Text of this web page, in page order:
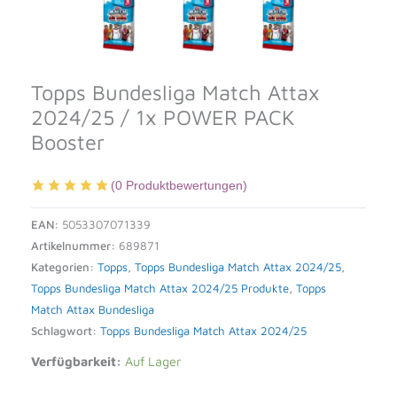
Topps Bundesliga Match Attax
2024/25 / 1x POWER PACK
Booster
(0 Produktbewertungen)
EAN: 5053307071339
Artikelnummer: 689871
Kategorien: Topps Topps Bundesliga Match Attax 2024/25
Topps Bundesliga Match Attax 2024/25 Produkte Topps
Match Attax Bundesliga
Schlagwort: Topps Bundesliga Match Attax 2024/25
Verfügbarkeit: Auf Lager